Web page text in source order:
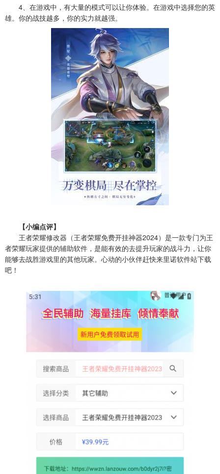
4、在游戏中，有大量的模式可以让你体验。在游戏中选择您的英
雄。你的战技越多，你的实力就越强。
【小编点评】
王者荣耀修改器（王者荣耀免费开挂神器2024）是一款专门为王
者荣耀玩家提供的辅助软件，是能有效的去提升玩家的战斗力，让你
能够去战胜游戏里的其他玩家。心动的小伙伴赶快来里诺软件站下载
吧！